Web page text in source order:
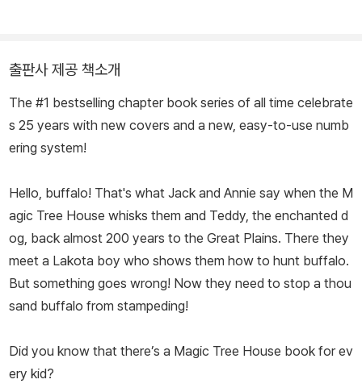
출판사 제공 책소개
The #1 bestselling chapter book series of all time celebrate
s 25 years with new covers and a new, easy-to-use numb
ering system!
Hello, buffalo! That's what Jack and Annie say when the M
agic Tree House whisks them and Teddy, the enchanted d
og, back almost 200 years to the Great Plains. There they
meet a Lakota boy who shows them how to hunt buffalo.
But something goes wrong! Now they need to stop a thou
sand buffalo from stampeding!
Did you know that there’s a Magic Tree House book for ev
ery kid?